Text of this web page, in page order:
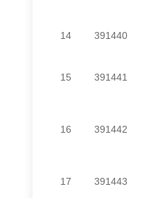
14 391440
15 391441
16 391442
17 391443